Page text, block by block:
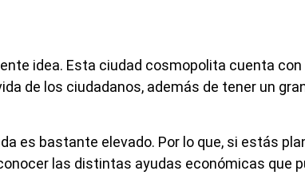
idea. Esta ciudad cosmopolita cuenta con
de los ciudadanos, además de tener un
es bastante elevado. Por lo que, si estás
las distintas ayudas económicas que